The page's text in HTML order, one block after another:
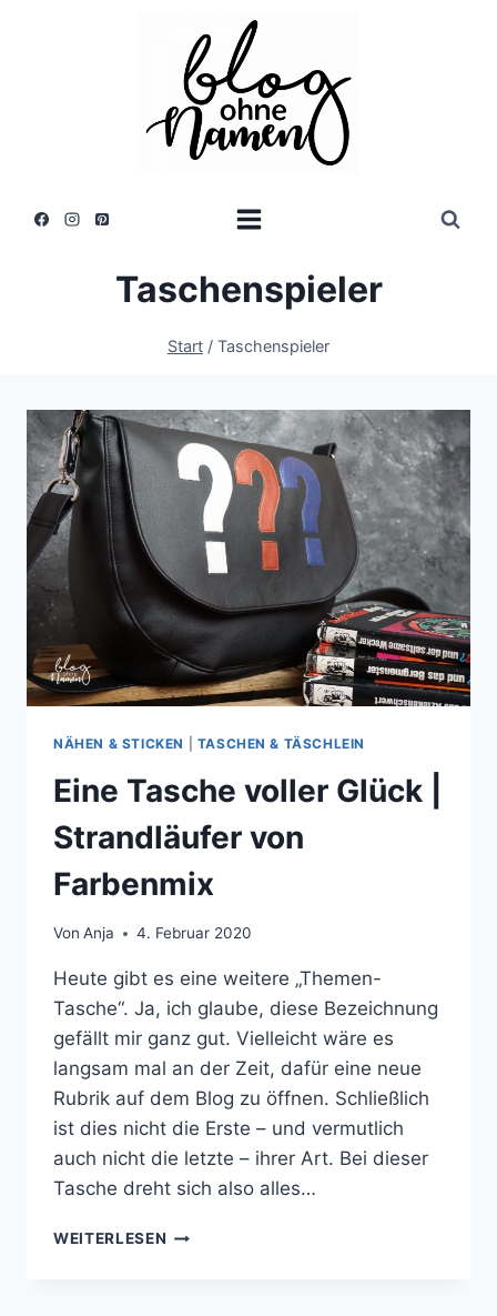
Taschenspieler
Start / Taschenspieler
NÄHEN & STICKEN TASCHEN & TÄSCHLEIN
Eine Tasche voller Glück |
Strandläufer von
Farbenmix
Von Anja 4. Februar 2020
Heute gibt es eine weitere „Themen-
Tasche“. Ja, ich glaube, diese Bezeichnung
gefällt mir ganz gut. Vielleicht wäre es
langsam mal an der Zeit, dafür eine neue
Rubrik auf dem Blog zu öffnen. Schließlich
ist dies nicht die Erste – und vermutlich
auch nicht die letzte – ihrer Art. Bei dieser
Tasche dreht sich also alles…
WEITERLESEN EINE